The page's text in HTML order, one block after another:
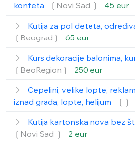
konfeta
❲Novi Sad ❳ 45 eur
Kutija za pol deteta,
❲Beograd❳
65 eur
Kurs dekoracije balonima,
❲BeoRegion❳
250 eur
Cepelini, velike lopte,
iznad grada, lopte, helijum
❲❳
Kutija kartonska nova bez
❲Novi Sad ❳
2 eur